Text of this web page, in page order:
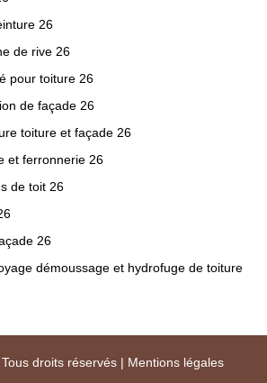
26
de rive 26
pour toiture 26
de façade 26
toiture et façade 26
et ferronnerie 26
de toit 26
26
démoussage et hydrofuge de toiture
droits réservés | Mentions légales